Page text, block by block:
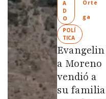
Limpia” en
colonias de
las …
A
D
O
POLÍ
TICA
Orte
ga
Evangelin
a Moreno
vendió a
su familia